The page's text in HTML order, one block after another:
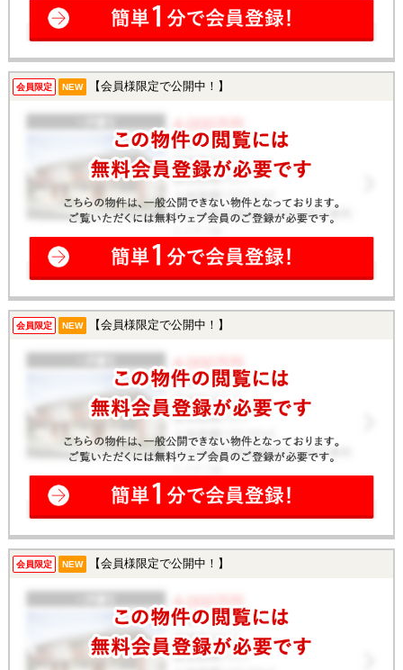
会員限定 NEW 【会員様限定で公開中！】
会員限定 NEW 【会員様限定で公開中！】
会員限定 NEW 【会員様限定で公開中！】